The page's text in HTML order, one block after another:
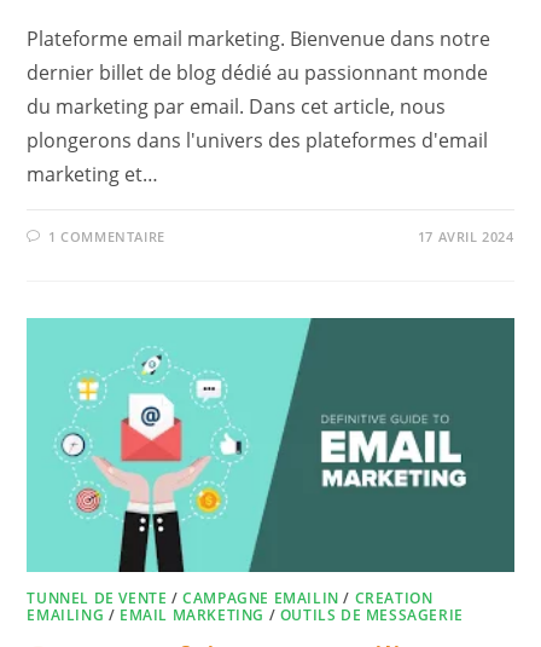
Plateforme email marketing. Bienvenue dans notre
dernier billet de blog dédié au passionnant monde
du marketing par email. Dans cet article, nous
plongerons dans l'univers des plateformes d'email
marketing et…
1 COMMENTAIRE 17 AVRIL 2024
TUNNEL DE VENTE /CAMPAGNE EMAILIN / CREATION
EMAILING / EMAIL MARKETING / OUTILS DE MESSAGERIE